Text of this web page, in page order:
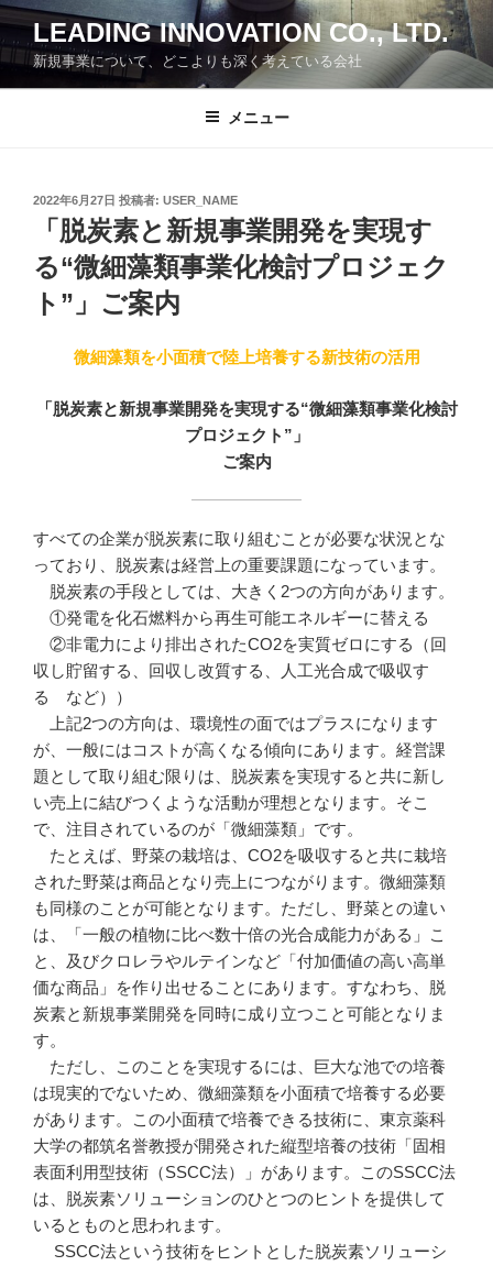
コ
ン
テ
ン
LEADING INNOVATION CO., LTD.
新規事業について、どこよりも深く考えている会社
メニュー
投
2022年6月27日 投稿者: USER_NAME
「脱炭素と新規事業開発を実現す
る“微細藻類事業化検討プロジェク
ト”」ご案内
微細藻類を小面積で陸上培養する新技術の活用
「脱炭素と新規事業開発を実現する“微細藻類事業化検討
プロジェクト”」
ご案内
すべての企業が脱炭素に取り組むことが必要な状況とな
っており、脱炭素は経営上の重要課題になっています。
脱炭素の手段としては、大きく2つの方向があります。
①発電を化石燃料から再生可能エネルギーに替える
②非電力により排出されたCO2を実質ゼロにする（回
収し貯留する、回収し改質する、人工光合成で吸収す
る など））
上記2つの方向は、環境性の面ではプラスになります
が、一般にはコストが高くなる傾向にあります。経営課
題として取り組む限りは、脱炭素を実現すると共に新し
い売上に結びつくような活動が理想となります。そこ
で、注目されているのが「微細藻類」です。
たとえば、野菜の栽培は、CO2を吸収すると共に栽培
された野菜は商品となり売上につながります。微細藻類
も同様のことが可能となります。ただし、野菜との違い
は、「一般の植物に比べ数十倍の光合成能力がある」こ
と、及びクロレラやルテインなど「付加価値の高い高単
価な商品」を作り出せることにあります。すなわち、脱
炭素と新規事業開発を同時に成り立つこと可能となりま
す。
ただし、このことを実現するには、巨大な池での培養
は現実的でないため、微細藻類を小面積で培養する必要
があります。この小面積で培養できる技術に、東京薬科
大学の都筑名誉教授が開発された縦型培養の技術「固相
表面利用型技術（SSCC法）」があります。このSSCC法
は、脱炭素ソリューションのひとつのヒントを提供して
いるとものと思われます。
SSCC法という技術をヒントとした脱炭素ソリューシ